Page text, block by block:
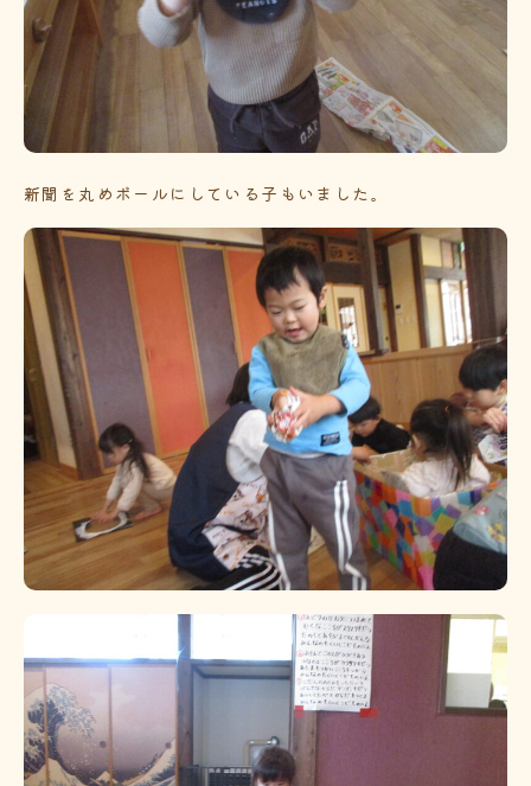
新聞を丸めボールにしている子もいました。